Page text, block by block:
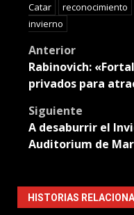
Catar
reconocimiento
invierno
Post
navigation
Anterior
Rabinovich:
privados para
Siguiente
A desaburrir el
Auditorium de
HISTORIAS